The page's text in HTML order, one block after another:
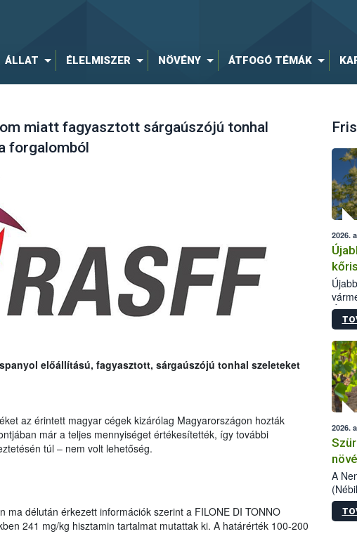
ÁLLAT ÉLELMISZER NÖVÉNY ÁTFOGÓ TÉMÁK
miatt fagyasztott sárgaúszójú tonhal
forgalomból
előállítású, fagyasztott, sárgaúszójú tonhal szeleteket
az érintett magyar cégek kizárólag Magyarországon hozták
már a teljes mennyiséget értékesítették, így további
túl – nem volt lehetőség.
ma délután érkezett információk szerint a FILONE DI TONNO
241 mg/kg hisztamin tartalmat mutattak ki. A határérték 100-200
2026.
2026.
A